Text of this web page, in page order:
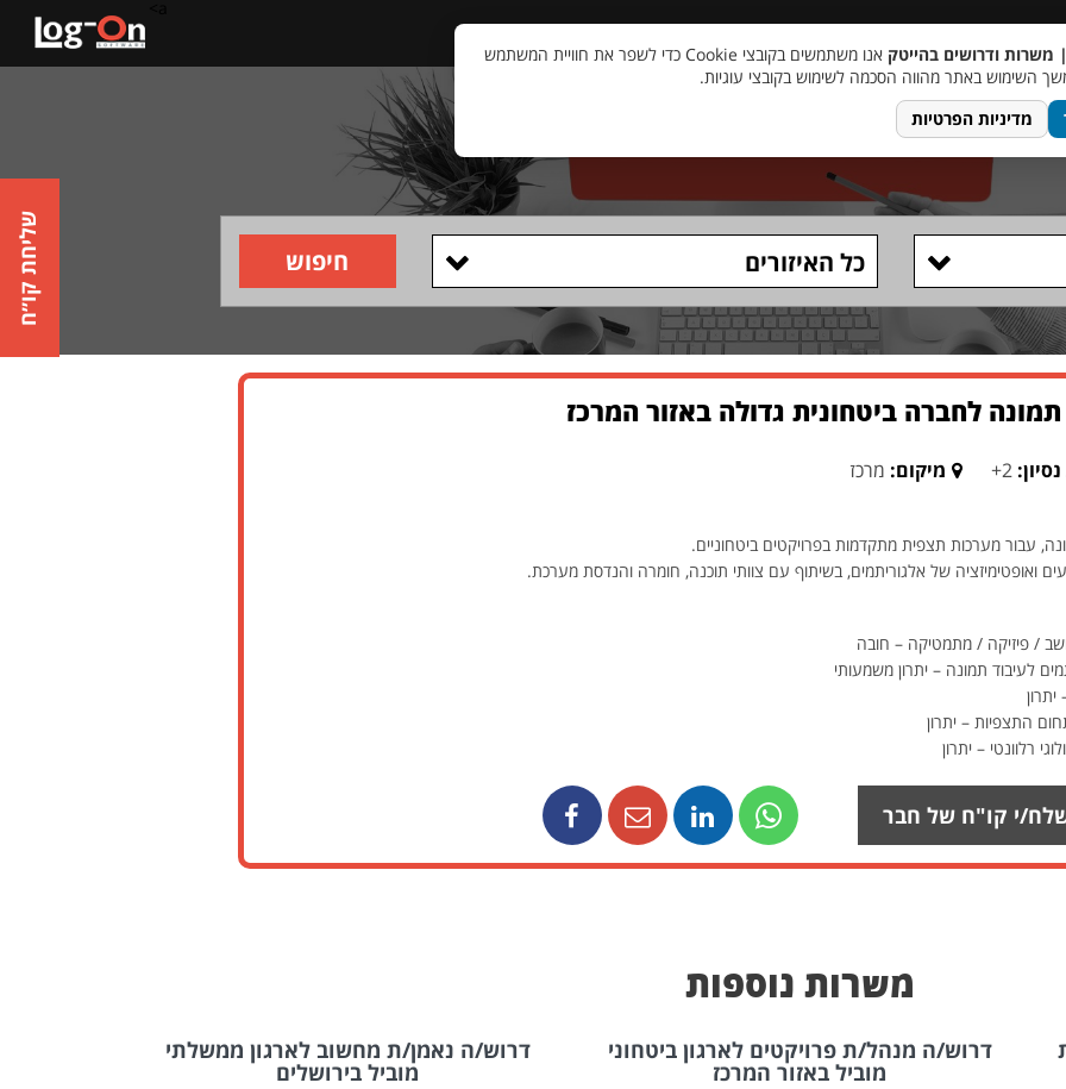
כל האיזורים חיפוש
לחברה ביטחונית גדולה באזור המרכז
2+ מיקום: מרכז
עבור מערכות תצפית מתקדמות בפרויקטים ביטחוניים.
ואופטימיזציה של אלגוריתמים, בשיתוף עם צוותי תוכנה, חומרה והנדסת מערכת.
/ פיזיקה / מתמטיקה – חובה
התצפיות – יתרון
רלוונטי – יתרון
י קו"ח של חבר
משרות נוספות
ה מנהל/ת פרויקטים לארגון ביטחוני
מוביל באזור המרכז
דרוש/ה נאמן/ת מחשוב לארגון ממשלתי
מוביל בירושלים
| משרות ודרושים בהייטק
אנו משתמשים בקובצי Cookie כדי לשפר את חוויית המשתמש
השימוש באתר מהווה הסכמה לשימוש בקובצי עוגיות.
מדיניות הפרטיות
שליחת קו״ח